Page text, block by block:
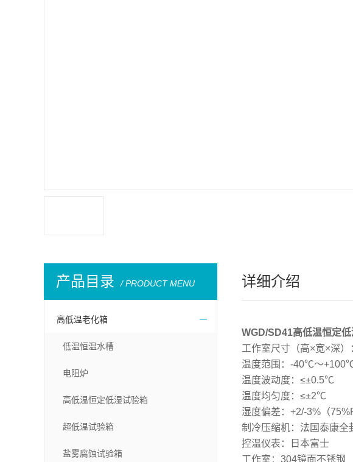
产品目录 / PRODUCT MENU
高低温老化箱
低温恒温水槽
电阻炉
高低温恒定低湿试验箱
超低温试验箱
盐雾腐蚀试验箱
详细介绍
WGD/SD41高低温恒定
工作室尺寸（高×宽×深
温度范围：-40℃～
温度波动度：≤±0.5℃
温度均匀度：≤±2℃
湿度偏差：+2/-3%（
制冷压缩机：法国泰康全
控温仪表：日本富士
工作室：304镜面不锈钢